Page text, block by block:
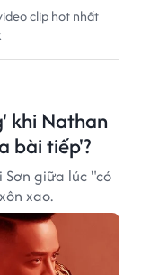
clip hot nhất
khi Nathan
bài tiếp'?
giữa lúc "có
xao.